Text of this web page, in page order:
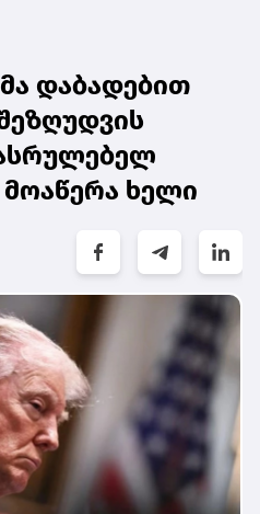
დაბადებით
ხელი